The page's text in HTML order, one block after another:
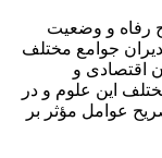
رفاه و وضعیت
جوامع مختلف
اقتصادی و
این علوم و در
عوامل مؤثر بر